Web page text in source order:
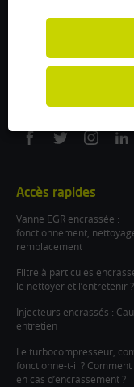
5 avenue des
On
On
On
On
Accès rapides
Vanne EGR encrassée :
fonctionnement,
remplacement
Filtre à particules
le nettoyer et l’entretenir ?
Injecteurs encrassés :
entretien
Le turbocompresseur,
fonctionne-t-il ? Comment
en cas d’encrassement ?